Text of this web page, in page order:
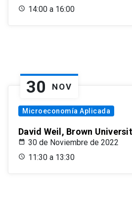
14:00 a 16:00
30 NOV
Microeconomía Aplicada
David Weil, Brown
30 de Noviembre de 2022
11:30 a 13:30